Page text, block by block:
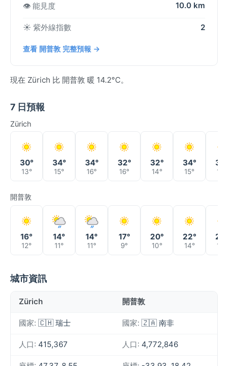
👁️ 能見度 10.0 km
☀️ 紫外線指數 2
查看 開普敦 完整預報 →
現在 Zürich 比 開普敦 暖 14.2°C。
7 日預報
Zürich
30°
13°
34°
15°
34°
16°
32°
16°
32°
14°
34°
15° 18°
開普敦
16°
12°
14°
11°
14°
11°
17°
9°
20°
10°
22°
14° 15°
城市資訊
Zürich 開普敦
國家: 🇨🇭 瑞士 國家: 🇿🇦 南非
人口: 415,367 人口: 4,772,846